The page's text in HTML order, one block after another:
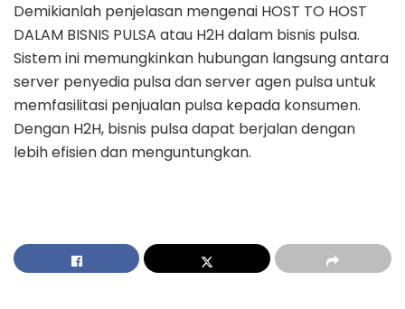
Demikianlah penjelasan mengenai HOST TO HOST
DALAM BISNIS PULSA atau H2H dalam bisnis pulsa.
Sistem ini memungkinkan hubungan langsung antara
server penyedia pulsa dan server agen pulsa untuk
memfasilitasi penjualan pulsa kepada konsumen.
Dengan H2H, bisnis pulsa dapat berjalan dengan
lebih efisien dan menguntungkan.